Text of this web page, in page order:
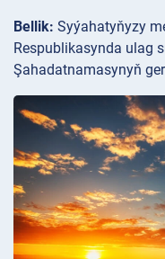
Bellik: Syýahatyňyzy
Respublikasynda ulag
Şahadatnamasynyň